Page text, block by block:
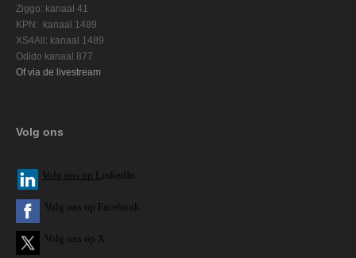
Ziggo: kanaal 41
KPN: kanaal 1489
XS4All: kanaal 1489
Odido kanaal 877
Of via de livestream
Volg ons
Volg ons op L inkedIn
Volg ons op Facebook
Volg ons op X